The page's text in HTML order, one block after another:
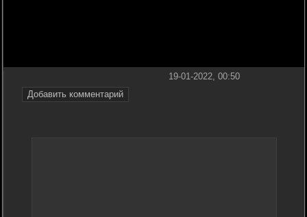
Добавить комментарий
19-01-2022, 00:50